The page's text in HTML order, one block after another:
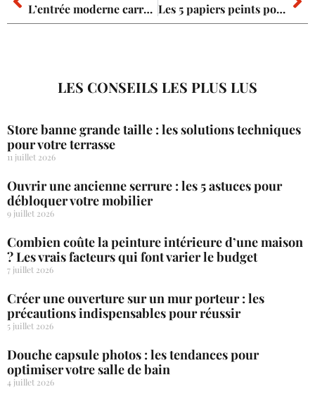
L’entrée moderne carrelée qui transforme votre accueil en chef-d’œuvre fonctionnel Les 5 papiers peints pour têtes de lits tendances en 2025
LES CONSEILS LES PLUS LUS
Store banne grande taille : les solutions techniques
pour votre terrasse
11 juillet 2026
Ouvrir une ancienne serrure : les 5 astuces pour
débloquer votre mobilier
9 juillet 2026
Combien coûte la peinture intérieure d’une maison
? Les vrais facteurs qui font varier le budget
7 juillet 2026
Créer une ouverture sur un mur porteur : les
précautions indispensables pour réussir
5 juillet 2026
Douche capsule photos : les tendances pour
optimiser votre salle de bain
4 juillet 2026